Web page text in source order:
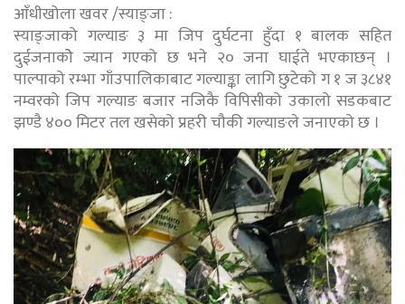
आँधीखोला खवर /स्याङ्जा :
स्याङ्जाको गल्याङ ३ मा जिप दुर्घटना हुँदा १ बालक सहित
दुईजनाकोे ज्यान गएको छ भने २० जना घाईते भएकाछन् ।
पाल्पाको रम्भा गाँउपालिकाबाट गल्याङ्का लागि छुटेको ग १ ज ३८४१
नम्वरको जिप गल्याङ बजार नजिकै विपिसीको उकालो सडकबाट
झण्डै ४०० मिटर तल खसेको प्रहरी चौकी गल्याङले जनाएको छ ।